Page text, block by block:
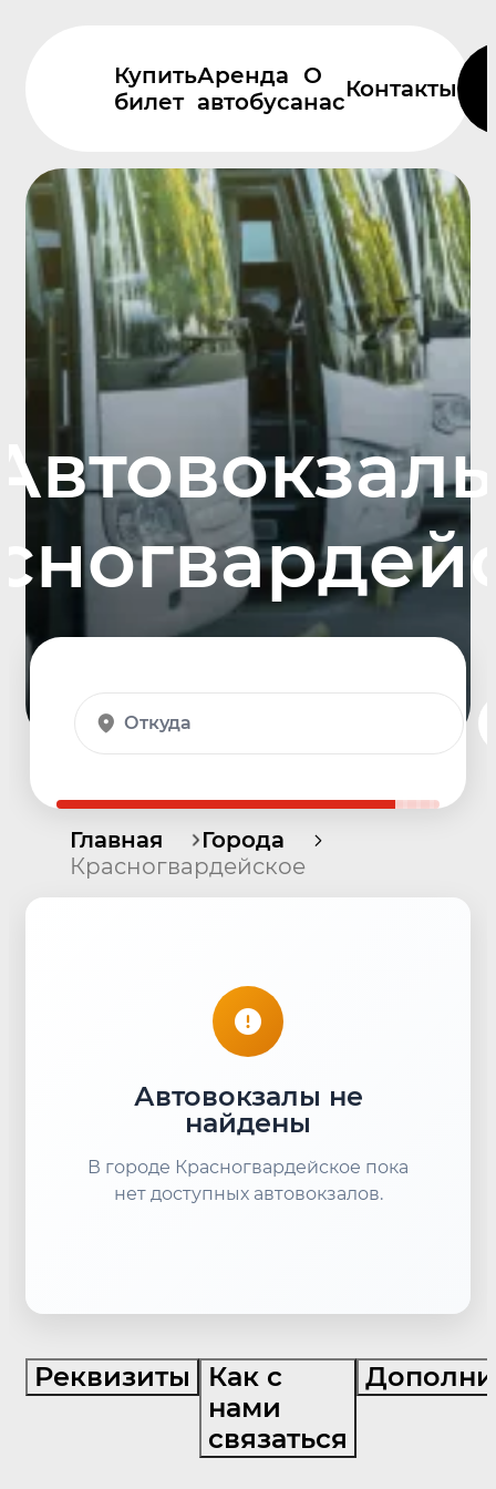
Купить
билет
Аренда
автобуса
О
насКонтакты
Откуда
Главная
Города
Красногвардейское
Автовокзалы не
найдены
В городе Красногвардейское пока
нет доступных автовокзалов.
Реквизиты
Как с
нами
связаться